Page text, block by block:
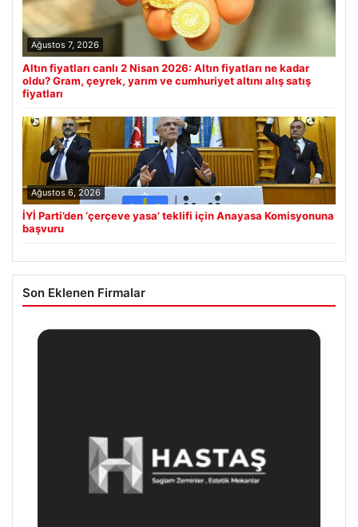
Ağustos 7, 2026
Altın fiyatları canlı 2 Nisan 2026: Altın fiyatları ne kadar
oldu? Gram, çeyrek, yarım ve cumhuriyet altını alış satış
fiyatları
Ağustos 6, 2026
İYİ Parti’den ‘çerçeve yasa’ teklifi için Anayasa Komisyonuna
başvuru
Son Eklenen Firmalar